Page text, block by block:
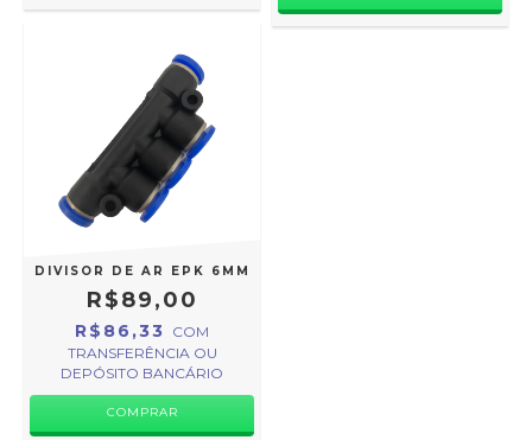
DIVISOR DE AR EPK 6MM
R$89,00
R$86,33
COM
TRANSFERÊNCIA OU
DEPÓSITO BANCÁRIO